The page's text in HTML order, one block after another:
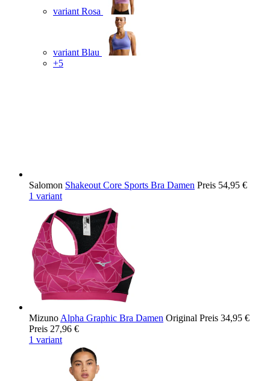
variant Rosa
variant Blau
+5
Salomon Shakeout Core Sports Bra Damen Preis 54,95 €
1 variant
Mizuno Alpha Graphic Bra Damen Original Preis 34,95 €
Preis 27,96 €
1 variant